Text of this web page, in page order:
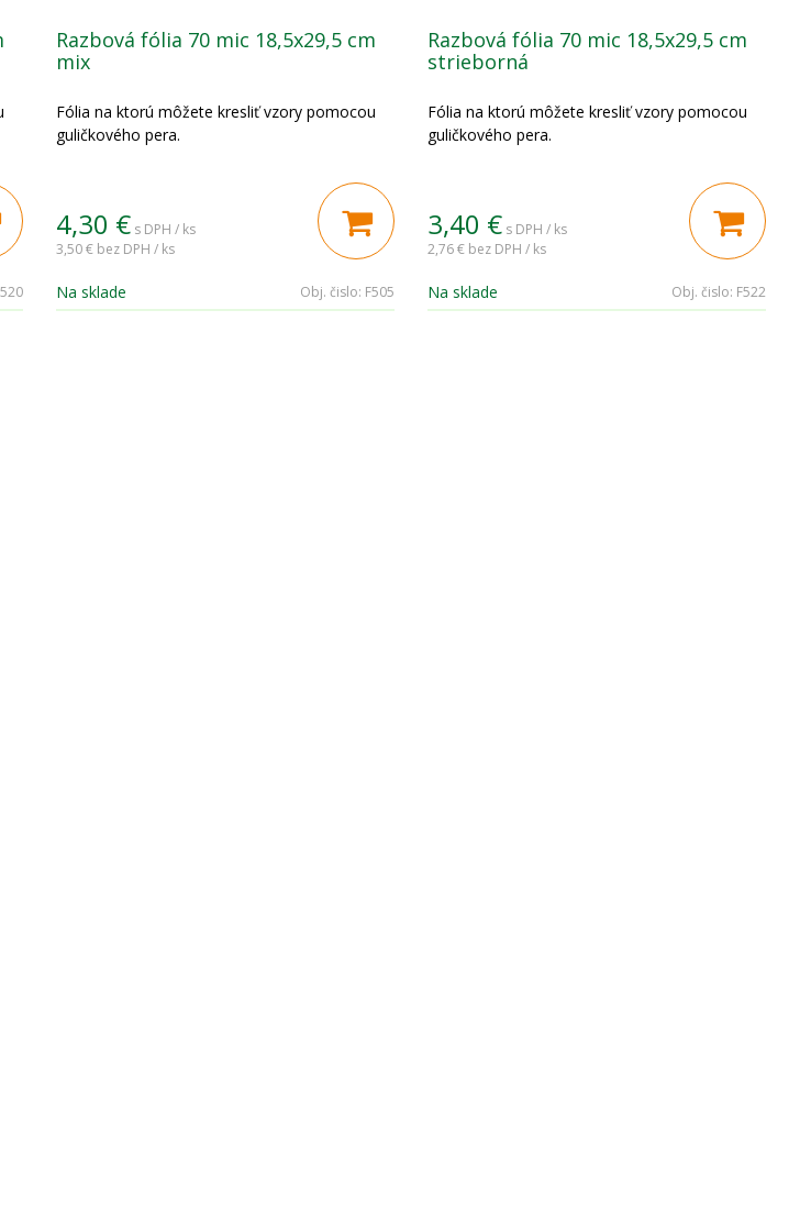
Razbová fólia 70 mic 18,5x29,5 cm
mix
Fólia na ktorú môžete kresliť vzory pomocou
guličkového pera.
4,30 € s DPH / ks
3,50 € bez DPH / ks
Na sklade Obj. čislo: F505
Razbová fólia 70 mic 18,5x29,5 cm
strieborná
Fólia na ktorú môžete kresliť vzory pomocou
guličkového pera.
3,40 € s DPH / ks
2,76 € bez DPH / ks
Na sklade Obj. čislo: F522